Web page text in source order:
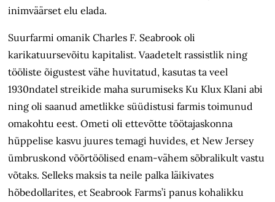
inimväärset elu elada.
Suurfarmi omanik Charles F. Sea­brook oli
karikatuursevõitu kapitalist. Vaadetelt rassistlik ning
tööliste õigustest vähe huvitatud, kasutas ta veel
1930ndatel streikide maha surumiseks Ku Klux Klani abi
ning oli saanud ametlikke süüdistusi farmis toimunud
omakohtu eest. Ometi oli ettevõtte töötajaskonna
hüppelise kasvu juures temagi huvides, et New Jersey
ümbruskond võõrtöölised enam-vähem sõbralikult vastu
võtaks. Selleks maksis ta neile palka läikivates
hõbedollarites, et Sea­brook Farms’i panus kohalikku